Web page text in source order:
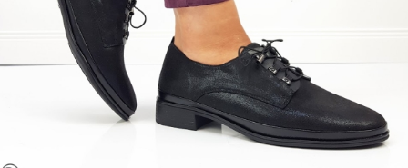
ВИСОЧИНА ПЛАТФОРМА:
Когато плащате с NewPay, всъщност NewPay плаща